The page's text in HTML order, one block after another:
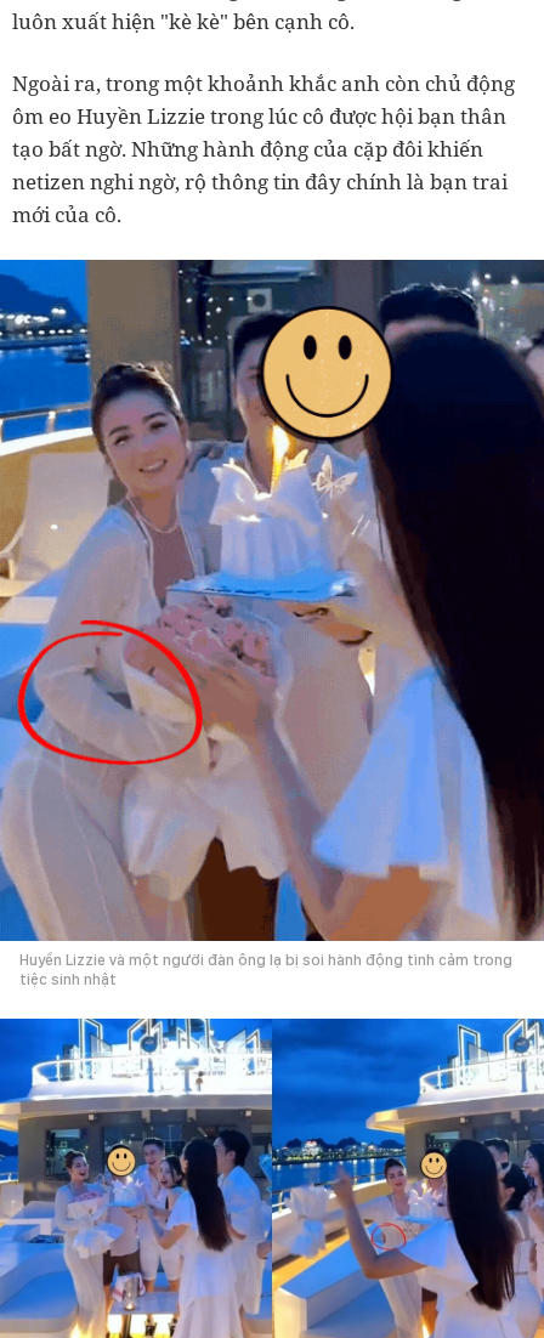
luôn xuất hiện "kè kè" bên cạnh cô.
Ngoài ra, trong một khoảnh khắc anh còn chủ động
ôm eo Huyền Lizzie trong lúc cô được hội bạn thân
tạo bất ngờ. Những hành động của cặp đôi khiến
netizen nghi ngờ, rộ thông tin đây chính là bạn trai
mới của cô.
Huyền Lizzie và một người đàn ông lạ bị soi hành động tình cảm trong
tiệc sinh nhật